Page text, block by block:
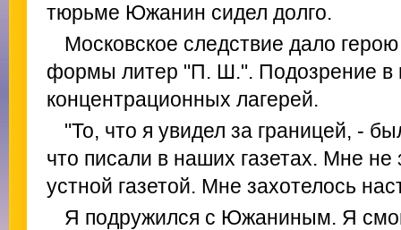
тюрьме Южанин сидел долго.
Московское следствие дало
формы литер "П. Ш.". Подозрение в
концентрационных лагерей.
"То, что я увидел за границей, -
что писали в наших газетах. Мне
устной газетой. Мне захотелось
Я подружился с Южаниным. Я